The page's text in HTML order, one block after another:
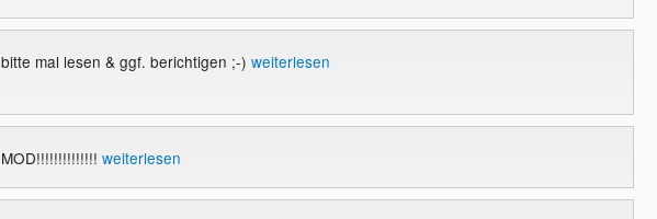
bitte mal lesen & ggf. berichtigen ;-) weiterlesen
MOD!!!!!!!!!!!!!! weiterlesen